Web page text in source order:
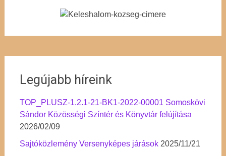
Legújabb híreink
TOP_PLUSZ-1.2.1-21-BK1-2022-00001 Somoskövi
Sándor Közösségi Színtér és Könyvtár felújítása
2026/02/09
Sajtóközlemény Versenyképes járások 2025/11/21